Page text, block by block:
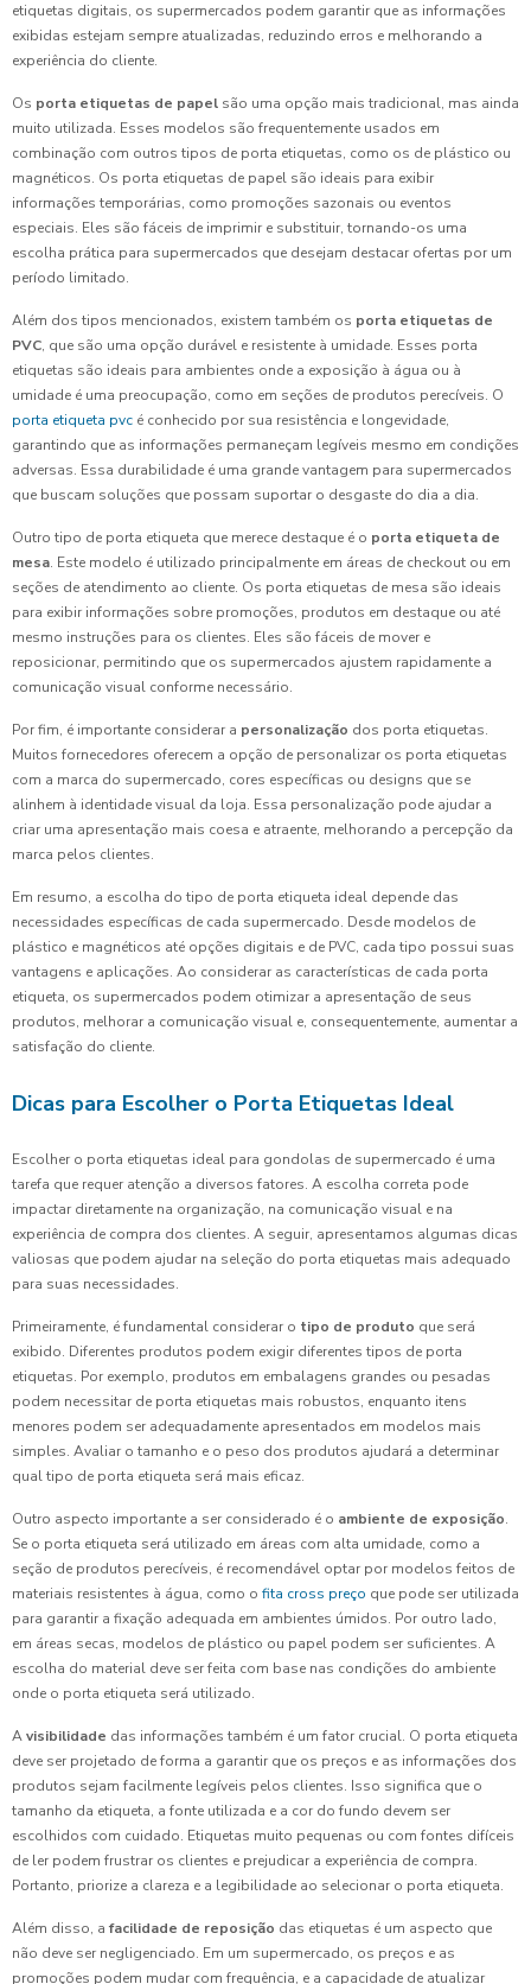
etiquetas digitais, os supermercados podem garantir que as informações
exibidas estejam sempre atualizadas, reduzindo erros e melhorando a
experiência do cliente.
Os porta etiquetas de papel são uma opção mais tradicional, mas ainda
muito utilizada. Esses modelos são frequentemente usados em
combinação com outros tipos de porta etiquetas, como os de plástico ou
magnéticos. Os porta etiquetas de papel são ideais para exibir
informações temporárias, como promoções sazonais ou eventos
especiais. Eles são fáceis de imprimir e substituir, tornando-os uma
escolha prática para supermercados que desejam destacar ofertas por um
período limitado.
Além dos tipos mencionados, existem também os porta etiquetas de
PVC, que são uma opção durável e resistente à umidade. Esses porta
etiquetas são ideais para ambientes onde a exposição à água ou à
umidade é uma preocupação, como em seções de produtos perecíveis. O
porta etiqueta pvc é conhecido por sua resistência e longevidade,
garantindo que as informações permaneçam legíveis mesmo em condições
adversas. Essa durabilidade é uma grande vantagem para supermercados
que buscam soluções que possam suportar o desgaste do dia a dia.
Outro tipo de porta etiqueta que merece destaque é o porta etiqueta de
mesa. Este modelo é utilizado principalmente em áreas de checkout ou em
seções de atendimento ao cliente. Os porta etiquetas de mesa são ideais
para exibir informações sobre promoções, produtos em destaque ou até
mesmo instruções para os clientes. Eles são fáceis de mover e
reposicionar, permitindo que os supermercados ajustem rapidamente a
comunicação visual conforme necessário.
Por fim, é importante considerar a personalização dos porta etiquetas.
Muitos fornecedores oferecem a opção de personalizar os porta etiquetas
com a marca do supermercado, cores específicas ou designs que se
alinhem à identidade visual da loja. Essa personalização pode ajudar a
criar uma apresentação mais coesa e atraente, melhorando a percepção da
marca pelos clientes.
Em resumo, a escolha do tipo de porta etiqueta ideal depende das
necessidades específicas de cada supermercado. Desde modelos de
plástico e magnéticos até opções digitais e de PVC, cada tipo possui suas
vantagens e aplicações. Ao considerar as características de cada porta
etiqueta, os supermercados podem otimizar a apresentação de seus
produtos, melhorar a comunicação visual e, consequentemente, aumentar a
satisfação do cliente.
Dicas para Escolher o Porta Etiquetas Ideal
Escolher o porta etiquetas ideal para gondolas de supermercado é uma
tarefa que requer atenção a diversos fatores. A escolha correta pode
impactar diretamente na organização, na comunicação visual e na
experiência de compra dos clientes. A seguir, apresentamos algumas dicas
valiosas que podem ajudar na seleção do porta etiquetas mais adequado
para suas necessidades.
Primeiramente, é fundamental considerar o tipo de produto que será
exibido. Diferentes produtos podem exigir diferentes tipos de porta
etiquetas. Por exemplo, produtos em embalagens grandes ou pesadas
podem necessitar de porta etiquetas mais robustos, enquanto itens
menores podem ser adequadamente apresentados em modelos mais
simples. Avaliar o tamanho e o peso dos produtos ajudará a determinar
qual tipo de porta etiqueta será mais eficaz.
Outro aspecto importante a ser considerado é o ambiente de exposição.
Se o porta etiqueta será utilizado em áreas com alta umidade, como a
seção de produtos perecíveis, é recomendável optar por modelos feitos de
materiais resistentes à água, como o fita cross preço que pode ser utilizada
para garantir a fixação adequada em ambientes úmidos. Por outro lado,
em áreas secas, modelos de plástico ou papel podem ser suficientes. A
escolha do material deve ser feita com base nas condições do ambiente
onde o porta etiqueta será utilizado.
Avisibilidade das informações também é um fator crucial. O porta etiqueta
deve ser projetado de forma a garantir que os preços e as informações dos
produtos sejam facilmente legíveis pelos clientes. Isso significa que o
tamanho da etiqueta, a fonte utilizada e a cor do fundo devem ser
escolhidos com cuidado. Etiquetas muito pequenas ou com fontes difíceis
de ler podem frustrar os clientes e prejudicar a experiência de compra.
Portanto, priorize a clareza e a legibilidade ao selecionar o porta etiqueta.
Além disso, a facilidade de reposição das etiquetas é um aspecto que
não deve ser negligenciado. Em um supermercado, os preços e as
promoções podem mudar com frequência, e a capacidade de atualizar